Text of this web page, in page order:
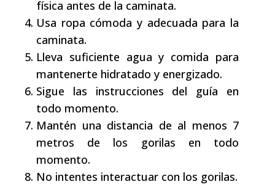
física antes de la caminata.
Usa ropa cómoda y adecuada para la
caminata.
Lleva suficiente agua y comida para
mantenerte hidratado y energizado.
Sigue las instrucciones del guía en
todo momento.
Mantén una distancia de al menos 7
metros de los gorilas en todo
momento.
No intentes interactuar con los gorilas.